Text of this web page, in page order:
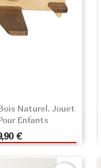
Naturel, Jouet
Enfants
€
AU PANIER